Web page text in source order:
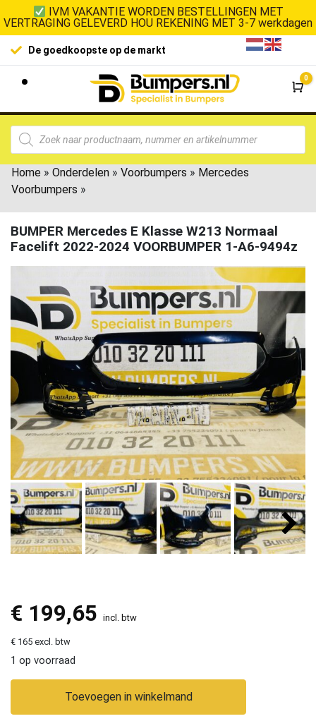
IVM VAKANTIE WORDEN BESTELLINGEN MET
VERTRAGING GELEVERD HOU REKENING MET 3-7 werkdagen
De goedkoopste op de markt
0
Home » Onderdelen » Voorbumpers » Mercedes
Voorbumpers »
BUMPER Mercedes E Klasse W213 Normaal
Facelift 2022-2024 VOORBUMPER 1-A6-9494z
€ 199,65 incl. btw
€ 165 excl. btw
1 op voorraad
Toevoegen in winkelmand